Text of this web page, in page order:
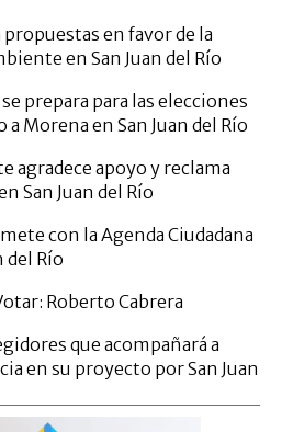
en favor de la
en San Juan del Río
prepara para las elecciones
Morena en San Juan del Río
agradece apoyo y reclama
San Juan del Río
con la Agenda Ciudadana
del Río
Roberto Cabrera
que acompañará a
en su proyecto por San Juan